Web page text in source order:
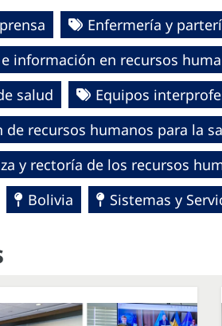
Enfermería y
información en recursos
salud
Equipos
de recursos humanos para la
y rectoría de los recursos
Bolivia Sistemas y